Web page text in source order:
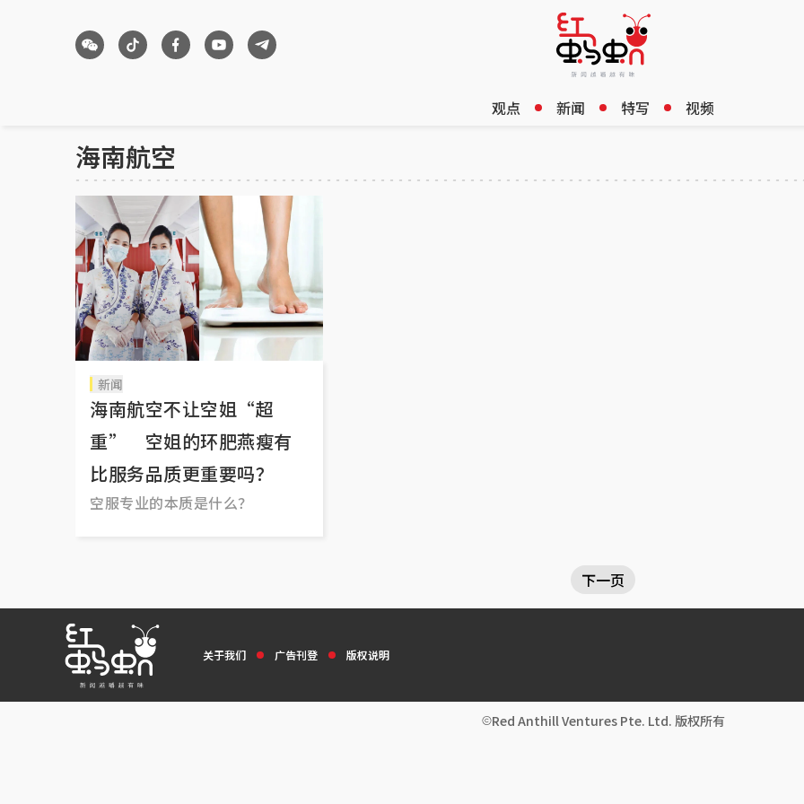
观点 新闻 特写 视频
海南航空
新闻
海南航空不让空姐“超
重” 空姐的环肥燕瘦有
比服务品质更重要吗？
空服专业的本质是什么？
下一页
关于我们 广告刊登 版权说明
Red Anthill Ventures Pte. Ltd. 版权所有